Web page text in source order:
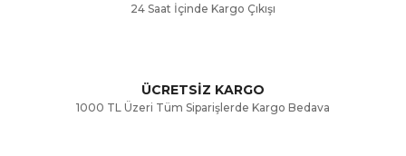
24 Saat İçinde Kargo Çıkışı
ÜCRETSİZ KARGO
1000 TL Üzeri Tüm Siparişlerde Kargo Bedava